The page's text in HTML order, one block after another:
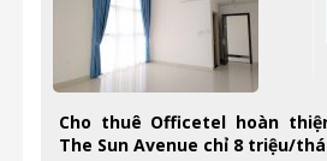
Cho thuê Officetel hoàn
The Sun Avenue chỉ 8 triệu/